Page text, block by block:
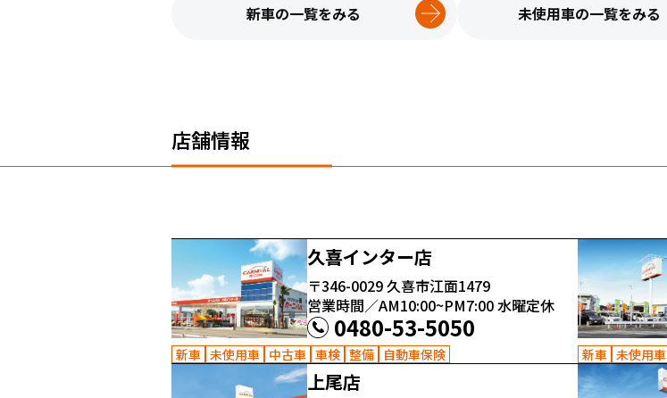
新車の一覧をみる 未使用車の一覧をみる
店舗情報
久喜インター店
〒346-0029久喜市江面1479
営業時間／AM10:00~PM7:00水曜定休
0480-53-5050
新車 未使用車 中古車 車検 整備 自動車保険 新車 未使用車
上尾店